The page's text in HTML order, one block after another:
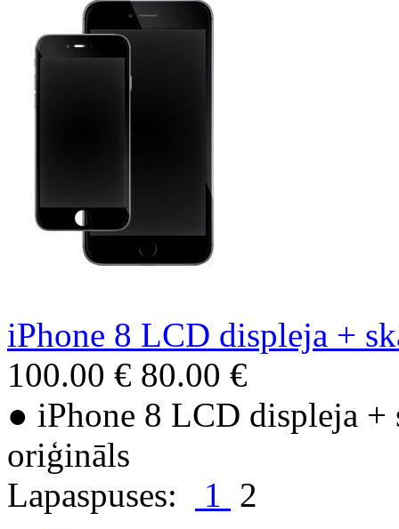
iPhone 8 LCD displeja +
100.00 € 80.00 €
● iPhone 8 LCD displeja
oriģināls
Lapaspuses:
1 2